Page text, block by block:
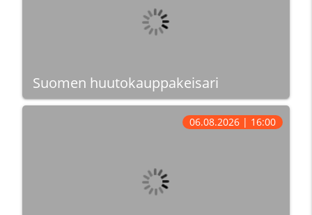
Suomen huutokauppakeisari
06.08.2026 | 16:00